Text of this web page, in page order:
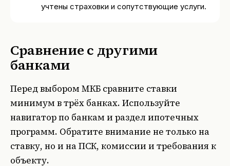
учтены страховки и сопутствующие услуги.
Сравнение с другими
банками
Перед выбором МКБ сравните ставки
минимум в трёх банках. Используйте
навигатор по банкам и раздел ипотечных
программ. Обратите внимание не только на
ставку, но и на ПСК, комиссии и требования к
объекту.